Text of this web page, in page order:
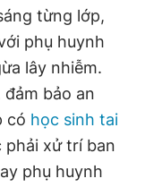
từng lớp,
phụ huynh
lây nhiễm.
bảo an
có học sinh tai
phải xử trí ban
phụ huynh